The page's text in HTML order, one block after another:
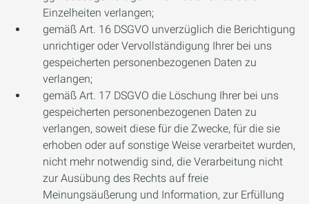
Einzelheiten verlangen;
gemäß Art. 16 DSGVO unverzüglich die Berichtigung
unrichtiger oder Vervollständigung Ihrer bei uns
gespeicherten personenbezogenen Daten zu
verlangen;
gemäß Art. 17 DSGVO die Löschung Ihrer bei uns
gespeicherten personenbezogenen Daten zu
verlangen, soweit diese für die Zwecke, für die sie
erhoben oder auf sonstige Weise verarbeitet wurden,
nicht mehr notwendig sind, die Verarbeitung nicht
zur Ausübung des Rechts auf freie
Meinungsäußerung und Information, zur Erfüllung